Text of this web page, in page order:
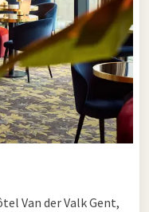
Van der Valk Gent,